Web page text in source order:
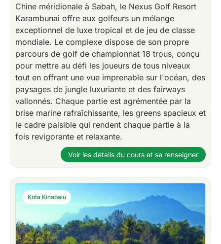
Chine méridionale à Sabah, le Nexus Golf Resort
Karambunai offre aux golfeurs un mélange
exceptionnel de luxe tropical et de jeu de classe
mondiale. Le complexe dispose de son propre
parcours de golf de championnat 18 trous, conçu
pour mettre au défi les joueurs de tous niveaux
tout en offrant une vue imprenable sur l'océan, des
paysages de jungle luxuriante et des fairways
vallonnés. Chaque partie est agrémentée par la
brise marine rafraîchissante, les greens spacieux et
le cadre paisible qui rendent chaque partie à la
fois revigorante et relaxante.
Voir les détails du cours et se renseigner
Kota Kinabalu